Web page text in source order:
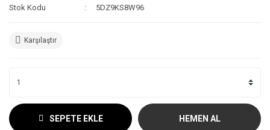
Stok Kodu 5DZ9KS8W96
Karşılaştır
SEPETE EKLE HEMEN AL